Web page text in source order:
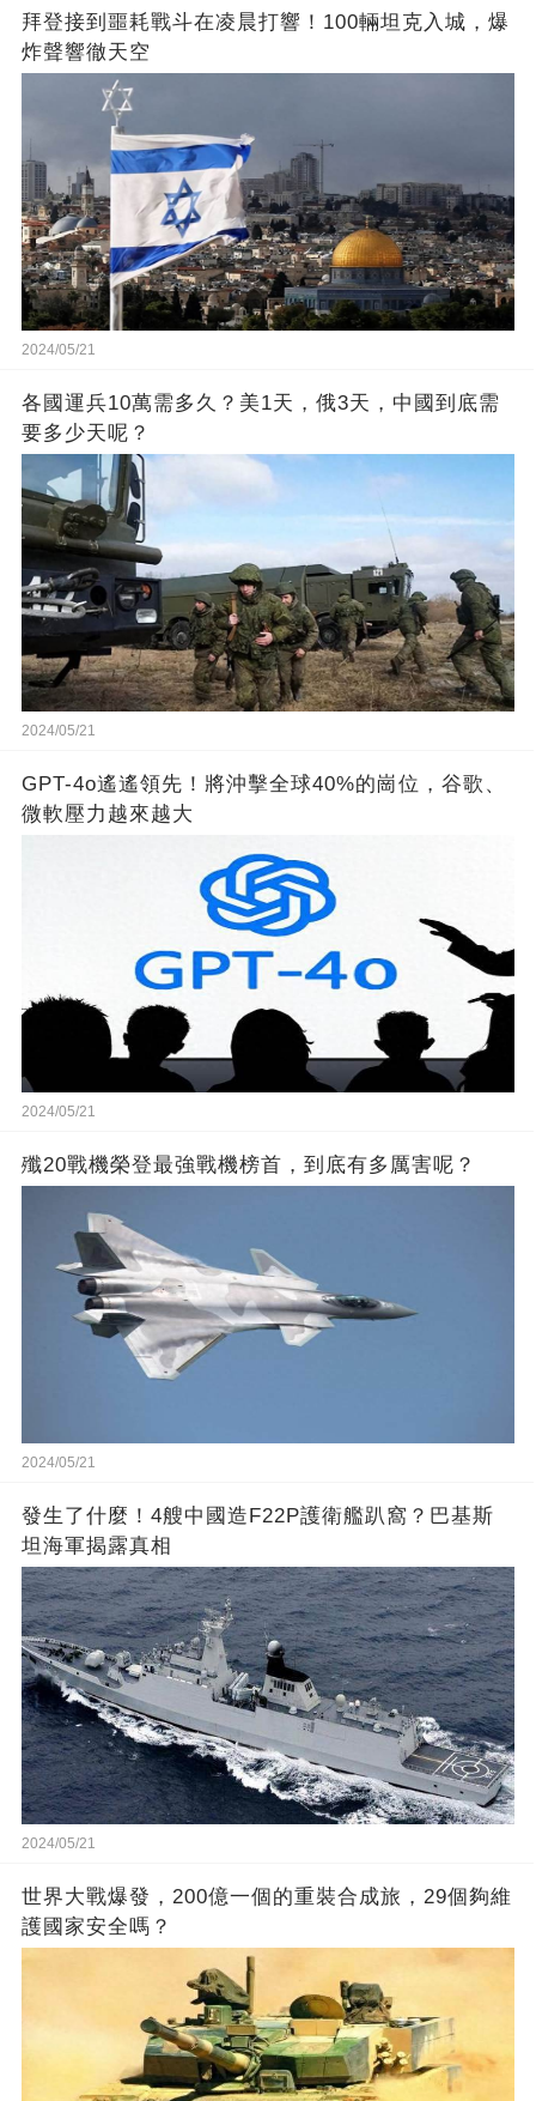
拜登接到噩耗戰斗在凌晨打響！100輛坦克入城，爆
炸聲響徹天空
2024/05/21
各國運兵10萬需多久？美1天，俄3天，中國到底需
要多少天呢？
2024/05/21
GPT-4o遙遙領先！將沖擊全球40%的崗位，谷歌、
微軟壓力越來越大
2024/05/21
殲20戰機榮登最強戰機榜首，到底有多厲害呢？
2024/05/21
發生了什麼！4艘中國造F22P護衛艦趴窩？巴基斯
坦海軍揭露真相
2024/05/21
世界大戰爆發，200億一個的重裝合成旅，29個夠維
護國家安全嗎？